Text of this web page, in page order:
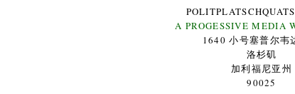
A PROGESSIVE MEDIA
1640 小号塞普尔韦
洛杉矶
加利福尼亚州
90025